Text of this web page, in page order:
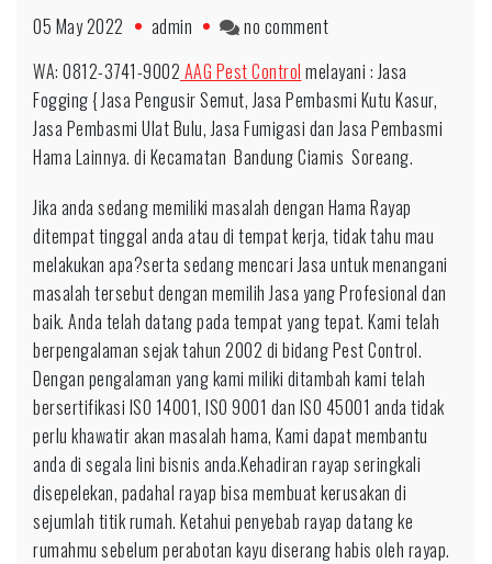
05 May 2022 admin no commenton
0812-
3741-
9002
Pengendalian
Hama
Rayap
Profesional
untuk
daerah
Kabupaten
Bandung
WA: 0812-3741-9002 AAG Pest Control melayani : Jasa
Fogging { Jasa Pengusir Semut, Jasa Pembasmi Kutu Kasur,
Jasa Pembasmi Ulat Bulu, Jasa Fumigasi dan Jasa Pembasmi
Hama Lainnya. di Kecamatan Bandung Ciamis Soreang.
Jika anda sedang memiliki masalah dengan Hama Rayap
ditempat tinggal anda atau di tempat kerja, tidak tahu mau
melakukan apa?serta sedang mencari Jasa untuk menangani
masalah tersebut dengan memilih Jasa yang Profesional dan
baik. Anda telah datang pada tempat yang tepat. Kami telah
berpengalaman sejak tahun 2002 di bidang Pest Control.
Dengan pengalaman yang kami miliki ditambah kami telah
bersertifikasi ISO 14001, ISO 9001 dan ISO 45001 anda tidak
perlu khawatir akan masalah hama, Kami dapat membantu
anda di segala lini bisnis anda.Kehadiran rayap seringkali
disepelekan, padahal rayap bisa membuat kerusakan di
sejumlah titik rumah. Ketahui penyebab rayap datang ke
rumahmu sebelum perabotan kayu diserang habis oleh rayap.